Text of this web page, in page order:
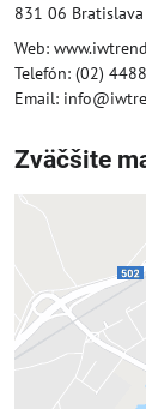
831 06 Bratislava
Web:
Telefón: (02)
Email:
Zväčšite